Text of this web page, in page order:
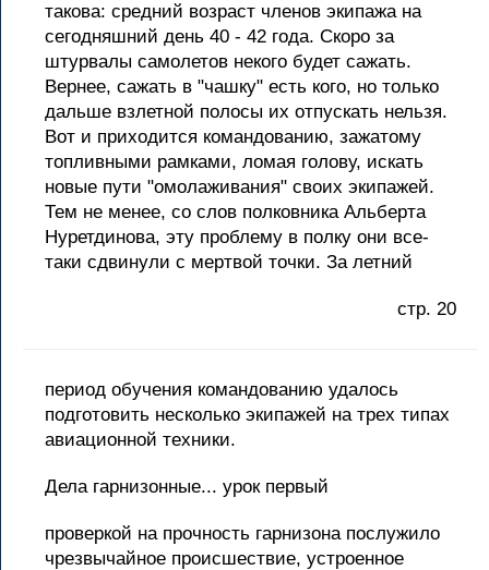
такова: средний возраст членов экипажа на
сегодняшний день 40 - 42 года. Скоро за
штурвалы самолетов некого будет сажать.
Вернее, сажать в "чашку" есть кого, но только
дальше взлетной полосы их отпускать нельзя.
Вот и приходится командованию, зажатому
топливными рамками, ломая голову, искать
новые пути "омолаживания" своих экипажей.
Тем не менее, со слов полковника Альберта
Нуретдинова, эту проблему в полку они все-
таки сдвинули с мертвой точки. За летний
стр. 20
период обучения командованию удалось
подготовить несколько экипажей на трех типах
авиационной техники.
Дела гарнизонные... урок первый
проверкой на прочность гарнизона послужило
чрезвычайное происшествие, устроенное